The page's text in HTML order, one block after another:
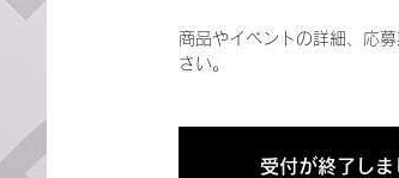
商品やイベントの詳細、応
さい。
受付が終了しま